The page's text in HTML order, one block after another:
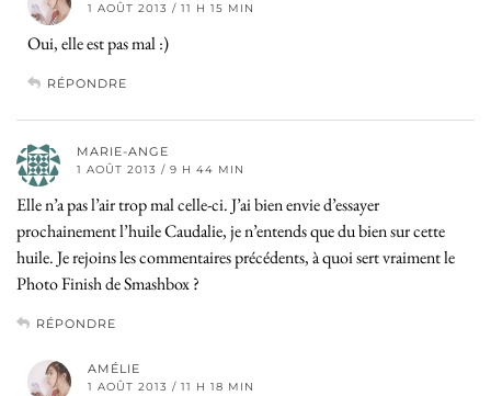
1 AOÛT 2013 / 11 H 15 MIN
Oui, elle est pas mal :)
RÉPONDRE
MARIE-ANGE
1 AOÛT 2013 / 9 H 44 MIN
Elle n’a pas l’air trop mal celle-ci. J’ai bien envie d’essayer
prochainement l’huile Caudalie, je n’entends que du bien sur cette
huile. Je rejoins les commentaires précédents, à quoi sert vraiment le
Photo Finish de Smashbox ?
RÉPONDRE
AMÉLIE
1 AOÛT 2013 / 11 H 18 MIN